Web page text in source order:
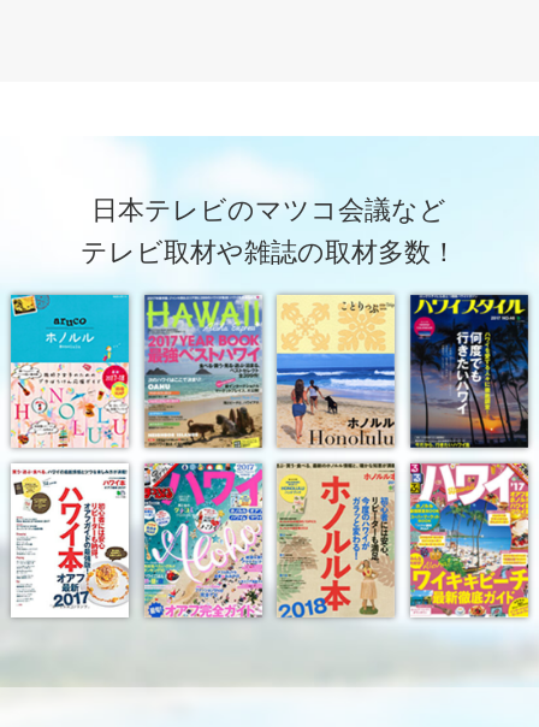
日本テレビのマツコ会議など
テレビ取材や雑誌の取材多数！